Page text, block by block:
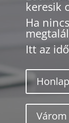
keresik
Ha
Itt az
Várom